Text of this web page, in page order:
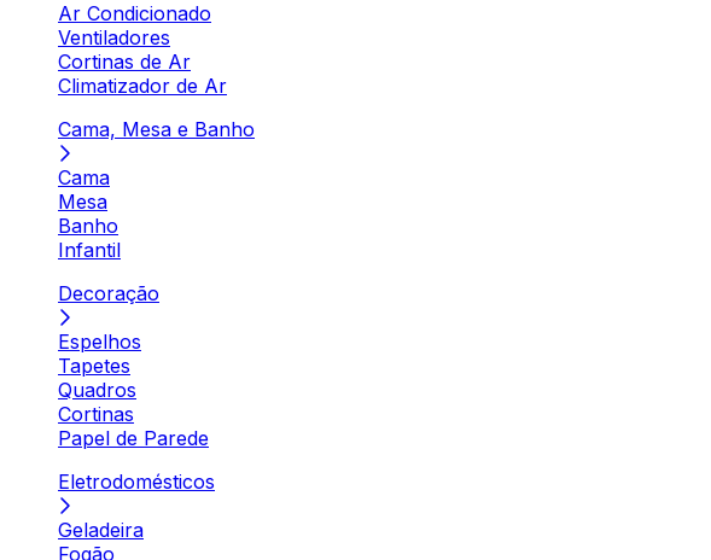
Ar Condicionado
Ventiladores
Cortinas de Ar
Climatizador de Ar
Cama, Mesa e Banho
Cama
Mesa
Banho
Infantil
Decoração
Espelhos
Tapetes
Quadros
Cortinas
Papel de Parede
Eletrodomésticos
Geladeira
Fogão